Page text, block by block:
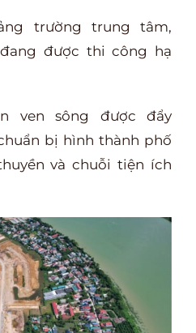
trường trung tâm,
được thi công hạ
ven sông được đẩy
bị hình thành phố
và chuỗi tiện ích